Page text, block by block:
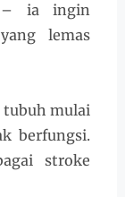
– ia ingin
lemas
tubuh mulai
berfungsi.
stroke